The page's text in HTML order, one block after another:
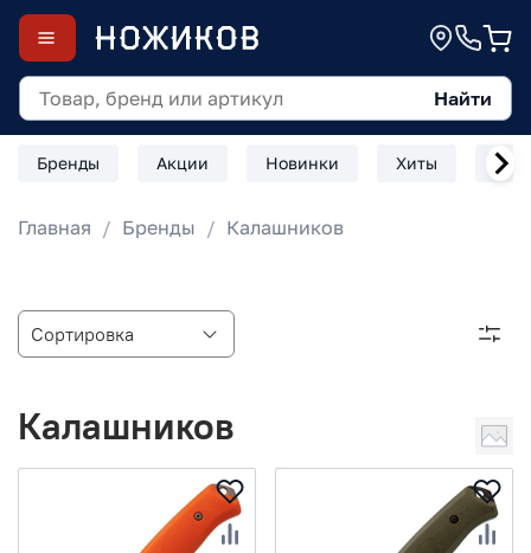
Найти
Бренды Акции Новинки Хиты
Главная Бренды Калашников
Калашников